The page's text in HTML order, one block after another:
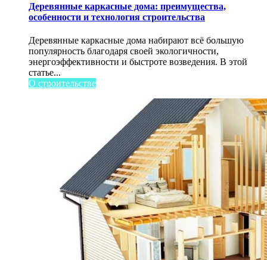
Деревянные каркасные дома: преимущества,
особенности и технология строительства
Деревянные каркасные дома набирают всё большую
популярность благодаря своей экологичности,
энергоэффективности и быстроте возведения. В этой
статье...
О строительстве